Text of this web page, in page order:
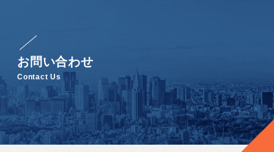
お問い合わせ
Contact Us